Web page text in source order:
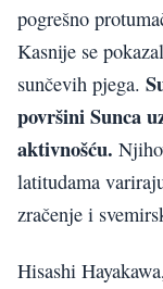
pogrešno
Kasnije se
sunčevih pjega.
površini Sunca
aktivnošću.
latitudama
zračenje i
Hisashi